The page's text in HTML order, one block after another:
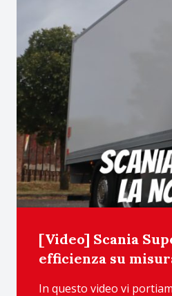
[Video] Scania
efficienza su
In questo video vi